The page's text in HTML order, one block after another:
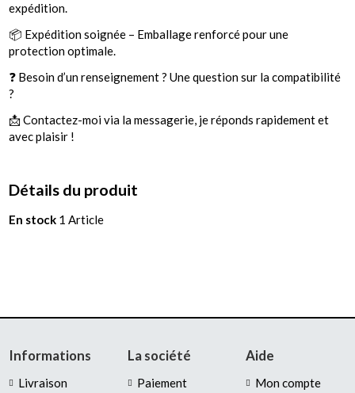
expédition.
📦 Expédition soignée – Emballage renforcé pour une
protection optimale.
❓ Besoin d’un renseignement ? Une question sur la compatibilité
?
📩 Contactez-moi via la messagerie, je réponds rapidement et
avec plaisir !
Détails du produit
En stock 1 Article
Informations
Livraison
La société
Paiement
Aide
Mon compte